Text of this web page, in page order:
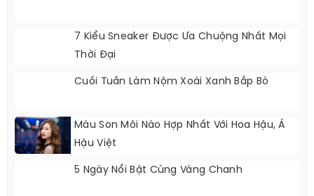
7 Kiểu Sneaker Được Ưa Chuộng Nhất Mọi
Thời Đại
Cuối Tuần Làm Nộm Xoài Xanh Bắp Bò
Màu Son Môi Nào Hợp Nhất Với Hoa Hậu, Á
Hậu Việt
5 Ngày Nổi Bật Cùng Vàng Chanh